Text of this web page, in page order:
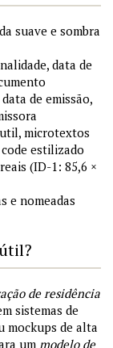
suave e sombra
data de
de emissão,
microtextos
estilizado
(ID-1: 85,6 ×
e nomeadas
de residência
sistemas de
mockups de alta
um modelo de